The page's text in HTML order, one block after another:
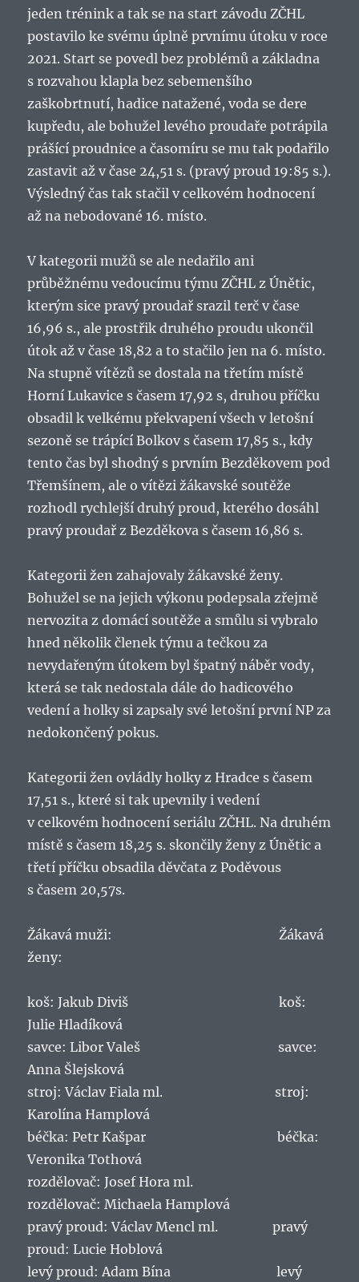
jeden trénink a tak se na start závodu ZČHL
postavilo ke svému úplně prvnímu útoku v roce
2021. Start se povedl bez problémů a základna
s rozvahou klapla bez sebemenšího
zaškobrtnutí, hadice natažené, voda se dere
kupředu, ale bohužel levého proudaře potrápila
prášící proudnice a časomíru se mu tak podařilo
zastavit až v čase 24,51 s. (pravý proud 19:85 s.).
Výsledný čas tak stačil v celkovém hodnocení
až na nebodované 16. místo.
V kategorii mužů se ale nedařilo ani
průběžnému vedoucímu týmu ZČHL z Únětic,
kterým sice pravý proudař srazil terč v čase
16,96 s., ale prostřik druhého proudu ukončil
útok až v čase 18,82 a to stačilo jen na 6. místo.
Na stupně vítězů se dostala na třetím místě
Horní Lukavice s časem 17,92 s, druhou příčku
obsadil k velkému překvapení všech v letošní
sezoně se trápící Bolkov s časem 17,85 s., kdy
tento čas byl shodný s prvním Bezděkovem pod
Třemšínem, ale o vítězi žákavské soutěže
rozhodl rychlejší druhý proud, kterého dosáhl
pravý proudař z Bezděkova s časem 16,86 s.
Kategorii žen zahajovaly žákavské ženy.
Bohužel se na jejich výkonu podepsala zřejmě
nervozita z domácí soutěže a smůlu si vybralo
hned několik členek týmu a tečkou za
nevydařeným útokem byl špatný náběr vody,
která se tak nedostala dále do hadicového
vedení a holky si zapsaly své letošní první NP za
nedokončený pokus.
Kategorii žen ovládly holky z Hradce s časem
17,51 s., které si tak upevnily i vedení
v celkovém hodnocení seriálu ZČHL. Na druhém
místě s časem 18,25 s. skončily ženy z Únětic a
třetí příčku obsadila děvčata z Poděvous
s časem 20,57s.
Žákavá muži: Žákavá
ženy:
koš: Jakub Diviš koš:
Julie Hladíková
savce: Libor Valeš savce:
Anna Šlejsková
stroj: Václav Fiala ml. stroj:
Karolína Hamplová
béčka: Petr Kašpar béčka:
Veronika Tothová
rozdělovač: Josef Hora ml.
rozdělovač: Michaela Hamplová
pravý proud: Václav Mencl ml. pravý
proud: Lucie Hoblová
levý proud: Adam Bína levý